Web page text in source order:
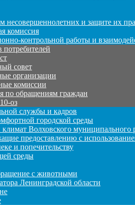
несовершеннолетних и защите их
комиссия
контрольной работы и
потребителей
совет
организации
комиссии
по обращениям граждан
оз
службы и кадров
городской среды
Волховского муниципального
предоставлению с
и попечительству
среды
с животными
Ленинградской области